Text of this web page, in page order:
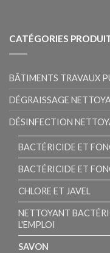
CATÉGORIES
BÂTIMENTS TRAVAUX
DÉGRAISSAGE
DÉSINFECTION
BACTÉRICIDE ET
BACTÉRICIDE ET
CHLORE ET JAVEL
NETTOYANT
L'EMPLOI
SAVON